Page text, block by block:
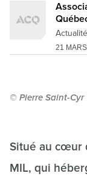
21
© Pierre Saint-Cyr
Situé au cœur
MIL, qui